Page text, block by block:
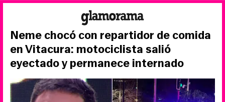
Neme chocó con repartidor de comida
en Vitacura: motociclista salió
eyectado y permanece internado